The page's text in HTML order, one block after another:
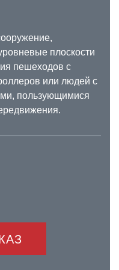
плоскости
пешеходов с
или людей с
пользующимися